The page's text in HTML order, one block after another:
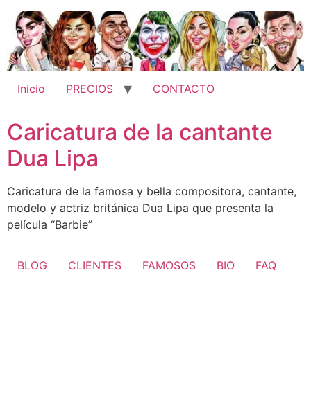
contenido
Inicio PRECIOS CONTACTO
Caricatura de la cantante
Dua Lipa
Caricatura de la famosa y bella compositora, cantante,
modelo y actriz británica Dua Lipa que presenta la
película “Barbie”
BLOG CLIENTES FAMOSOS BIO FAQ